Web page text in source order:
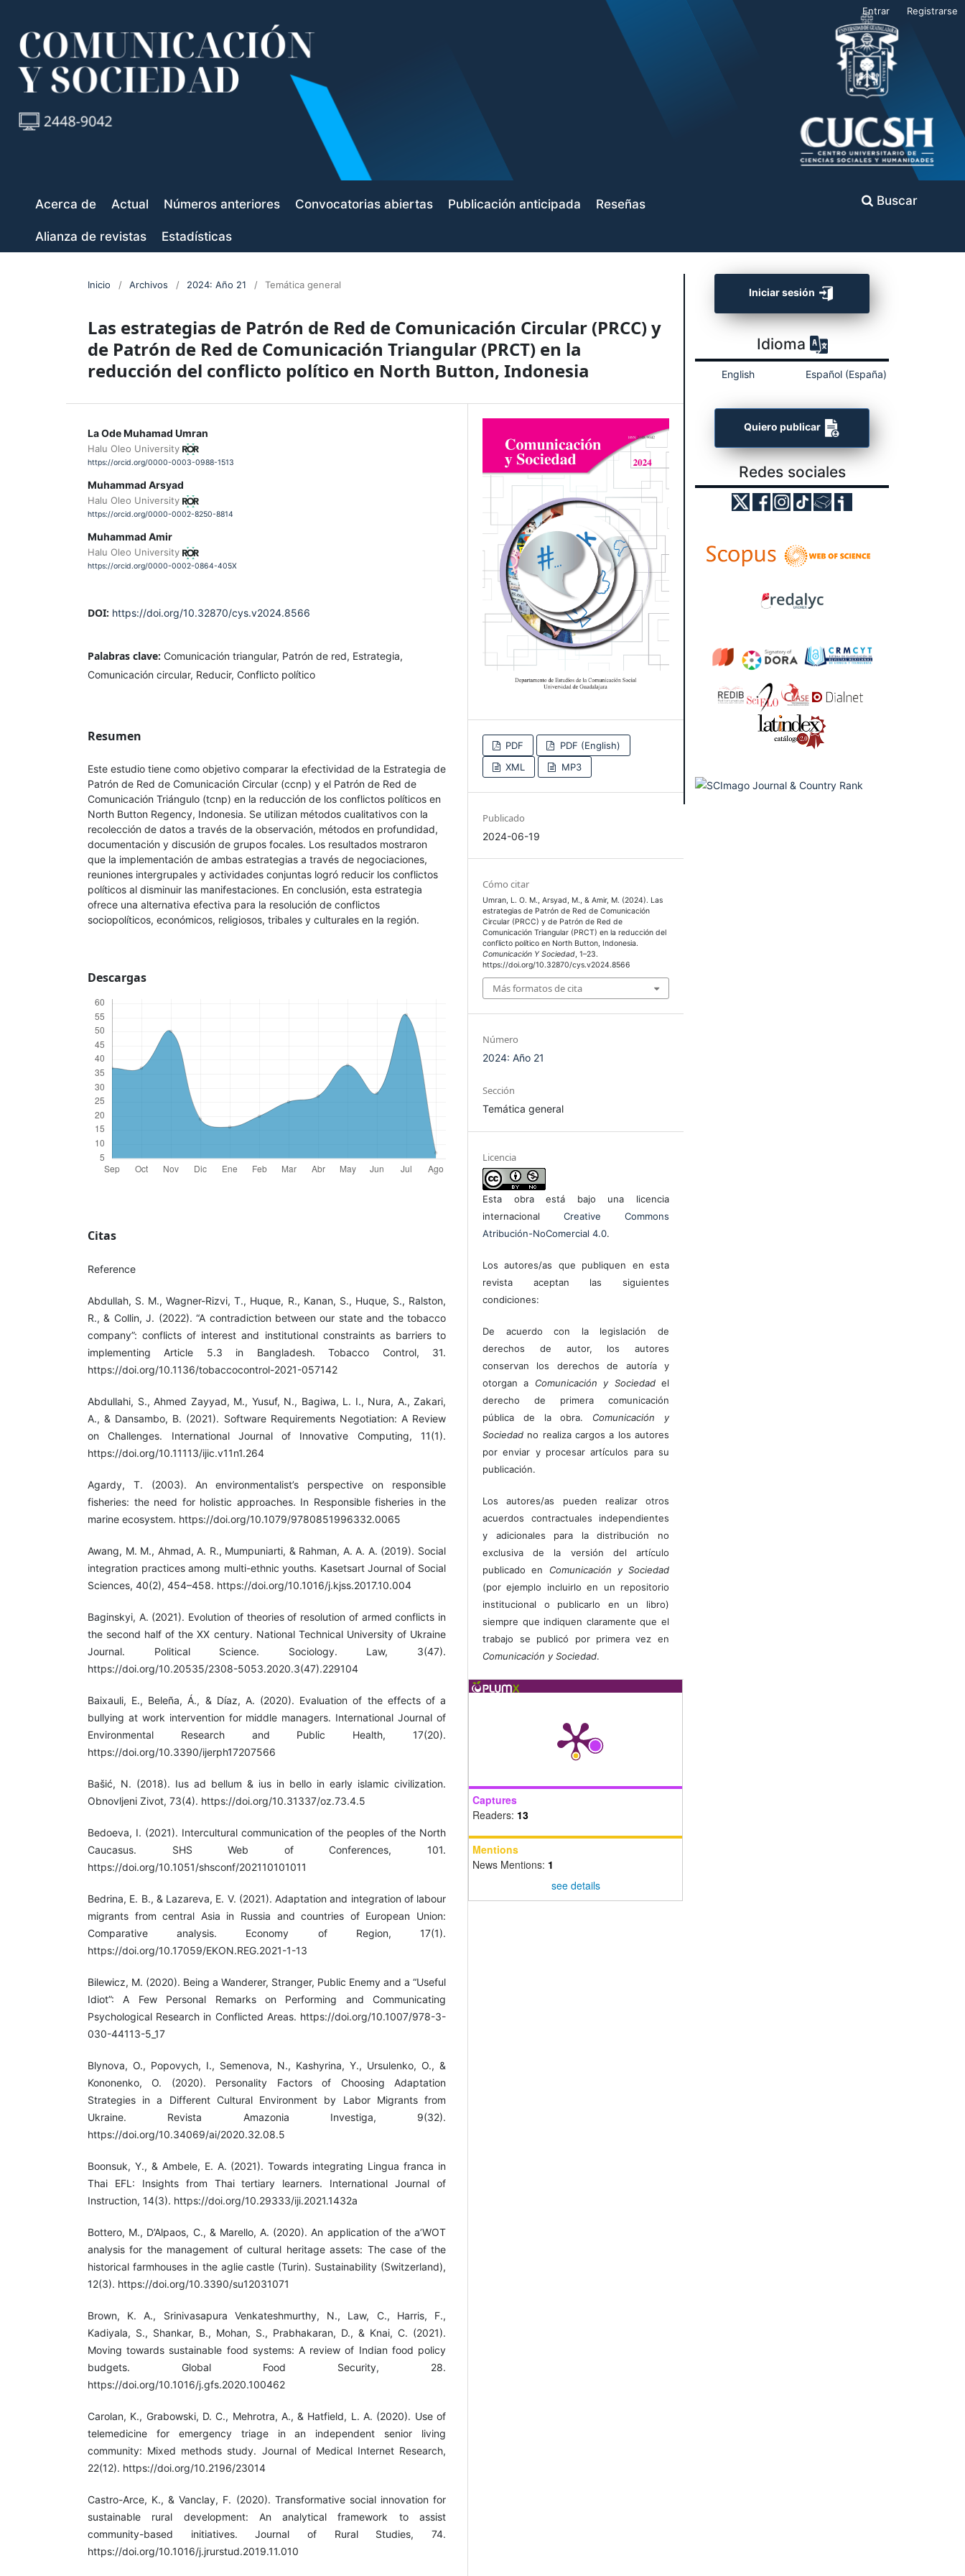
Acerca de Actual Números anteriores Convocatorias abiertas Publicación anticipada Reseñas
Alianza de revistas Estadísticas
Buscar
Entrar Registrarse
Inicio / Archivos / 2024: Año 21 / Temática general
Las estrategias de Patrón de Red de Comunicación Circular (PRCC) y
de Patrón de Red de Comunicación Triangular (PRCT) en la
reducción del conflicto político en North Button, Indonesia
La Ode Muhamad Umran
Halu Oleo University
https://orcid.org/0000-0003-0988-1513
Muhammad Arsyad
Halu Oleo University
https://orcid.org/0000-0002-8250-8814
Muhammad Amir
Halu Oleo University
https://orcid.org/0000-0002-0864-405X
DOI: https://doi.org/10.32870/cys.v2024.8566
Palabras clave: Comunicación triangular, Patrón de red, Estrategia,
Comunicación circular, Reducir, Conflicto político
Resumen
Este estudio tiene como objetivo comparar la efectividad de la Estrategia de
Patrón de Red de Comunicación Circular (ccnp) y el Patrón de Red de
Comunicación Triángulo (tcnp) en la reducción de los conflictos políticos en
North Button Regency, Indonesia. Se utilizan métodos cualitativos con la
recolección de datos a través de la observación, métodos en profundidad,
documentación y discusión de grupos focales. Los resultados mostraron
que la implementación de ambas estrategias a través de negociaciones,
reuniones intergrupales y actividades conjuntas logró reducir los conflictos
políticos al disminuir las manifestaciones. En conclusión, esta estrategia
ofrece una alternativa efectiva para la resolución de conflictos
sociopolíticos, económicos, religiosos, tribales y culturales en la región.
Descargas
Citas
Reference
Abdullah, S. M., Wagner-Rizvi, T., Huque, R., Kanan, S., Huque, S., Ralston,
R., & Collin, J. (2022). “A contradiction between our state and the tobacco
company”: conflicts of interest and institutional constraints as barriers to
implementing Article 5.3 in Bangladesh. Tobacco Control, 31.
https://doi.org/10.1136/tobaccocontrol-2021-057142
Abdullahi, S., Ahmed Zayyad, M., Yusuf, N., Bagiwa, L. I., Nura, A., Zakari,
A., & Dansambo, B. (2021). Software Requirements Negotiation: A Review
on Challenges. International Journal of Innovative Computing, 11(1).
https://doi.org/10.11113/ijic.v11n1.264
Agardy, T. (2003). An environmentalist’s perspective on responsible
fisheries: the need for holistic approaches. In Responsible fisheries in the
marine ecosystem. https://doi.org/10.1079/9780851996332.0065
Awang, M. M., Ahmad, A. R., Mumpuniarti, & Rahman, A. A. A. (2019). Social
integration practices among multi-ethnic youths. Kasetsart Journal of Social
Sciences, 40(2), 454–458. https://doi.org/10.1016/j.kjss.2017.10.004
Baginskyi, A. (2021). Evolution of theories of resolution of armed conflicts in
the second half of the XX century. National Technical University of Ukraine
Journal. Political Science. Sociology. Law, 3(47).
https://doi.org/10.20535/2308-5053.2020.3(47).229104
Baixauli, E., Beleña, Á., & Díaz, A. (2020). Evaluation of the effects of a
bullying at work intervention for middle managers. International Journal of
Environmental Research and Public Health, 17(20).
https://doi.org/10.3390/ijerph17207566
Bašić, N. (2018). Ius ad bellum & ius in bello in early islamic civilization.
Obnovljeni Zivot, 73(4). https://doi.org/10.31337/oz.73.4.5
Bedoeva, I. (2021). Intercultural communication of the peoples of the North
Caucasus. SHS Web of Conferences, 101.
https://doi.org/10.1051/shsconf/202110101011
Bedrina, E. B., & Lazareva, E. V. (2021). Adaptation and integration of labour
migrants from central Asia in Russia and countries of European Union:
Comparative analysis. Economy of Region, 17(1).
https://doi.org/10.17059/EKON.REG.2021-1-13
Bilewicz, M. (2020). Being a Wanderer, Stranger, Public Enemy and a “Useful
Idiot”: A Few Personal Remarks on Performing and Communicating
Psychological Research in Conflicted Areas. https://doi.org/10.1007/978-3-
030-44113-5_17
Blynova, O., Popovych, I., Semenova, N., Kashyrina, Y., Ursulenko, O., &
Kononenko, O. (2020). Personality Factors of Choosing Adaptation
Strategies in a Different Cultural Environment by Labor Migrants from
Ukraine. Revista Amazonia Investiga, 9(32).
https://doi.org/10.34069/ai/2020.32.08.5
Boonsuk, Y., & Ambele, E. A. (2021). Towards integrating Lingua franca in
Thai EFL: Insights from Thai tertiary learners. International Journal of
Instruction, 14(3). https://doi.org/10.29333/iji.2021.1432a
Bottero, M., D’Alpaos, C., & Marello, A. (2020). An application of the a’WOT
analysis for the management of cultural heritage assets: The case of the
historical farmhouses in the aglie castle (Turin). Sustainability (Switzerland),
12(3). https://doi.org/10.3390/su12031071
Brown, K. A., Srinivasapura Venkateshmurthy, N., Law, C., Harris, F.,
Kadiyala, S., Shankar, B., Mohan, S., Prabhakaran, D., & Knai, C. (2021).
Moving towards sustainable food systems: A review of Indian food policy
budgets. Global Food Security, 28.
https://doi.org/10.1016/j.gfs.2020.100462
Carolan, K., Grabowski, D. C., Mehrotra, A., & Hatfield, L. A. (2020). Use of
telemedicine for emergency triage in an independent senior living
community: Mixed methods study. Journal of Medical Internet Research,
22(12). https://doi.org/10.2196/23014
Castro-Arce, K., & Vanclay, F. (2020). Transformative social innovation for
sustainable rural development: An analytical framework to assist
community-based initiatives. Journal of Rural Studies, 74.
https://doi.org/10.1016/j.jrurstud.2019.11.010
PDF
PDF (English)
XML
MP3
Publicado
2024-06-19
Cómo citar
Umran, L. O. M., Arsyad, M., & Amir, M. (2024). Las
estrategias de Patrón de Red de Comunicación
Circular (PRCC) y de Patrón de Red de
Comunicación Triangular (PRCT) en la reducción del
conflicto político en North Button, Indonesia.
Comunicación Y Sociedad, 1–23.
https://doi.org/10.32870/cys.v2024.8566
Más formatos de cita
Número
2024: Año 21
Sección
Temática general
Licencia
Esta obra está bajo una licencia
internacional Creative Commons
Atribución-NoComercial 4.0.
Los autores/as que publiquen en esta
revista aceptan las siguientes
condiciones:
De acuerdo con la legislación de
derechos de autor, los autores
conservan los derechos de autoría y
otorgan a Comunicación y Sociedadel
derecho de primera comunicación
pública de la obra. Comunicación y
Sociedad no realiza cargos a los autores
por enviar y procesar artículos para su
publicación.
Los autores/as pueden realizar otros
acuerdos contractuales independientes
y adicionales para la distribución no
exclusiva de la versión del artículo
publicado en Comunicación y Sociedad
(por ejemplo incluirlo en un repositorio
institucional o publicarlo en un libro)
siempre que indiquen claramente que el
trabajo se publicó por primera vez en
Comunicación y Sociedad.
Captures
Readers: 13
Mentions
News Mentions: 1
see details
Iniciar sesión
Idioma
English Español (España)
Quiero publicar
Redes sociales